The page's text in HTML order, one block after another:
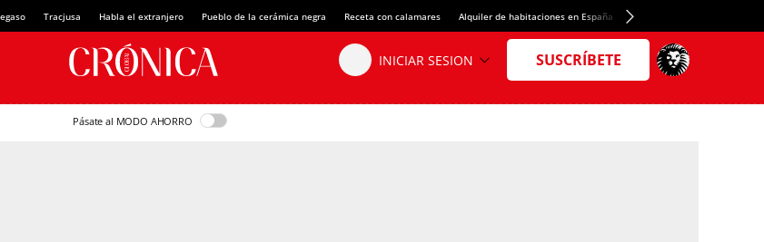
Tracjusa Habla el extranjero Pueblo de la cerámica negra Receta con calamares Alquiler de habitaciones en España Crédito del Spotify Camp Nou
Pásate al MODO AHORRO